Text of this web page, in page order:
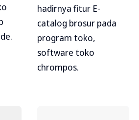
hadirnya fitur E-
catalog brosur pada
program toko,
software toko
chrompos.